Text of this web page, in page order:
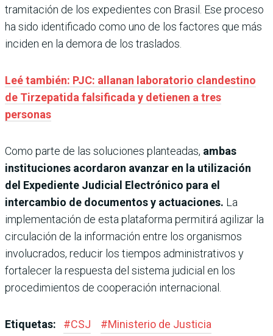
tramitación de los expedientes con Brasil. Ese proceso
ha sido identificado como uno de los factores que más
inciden en la demora de los traslados.
Leé también: PJC: allanan laboratorio clandestino
de Tirzepatida falsificada y detienen a tres
personas
Como parte de las soluciones planteadas, ambas
instituciones acordaron avanzar en la utilización
del Expediente Judicial Electrónico para el
intercambio de documentos y actuaciones. La
implementación de esta plataforma permitirá agilizar la
circulación de la información entre los organismos
involucrados, reducir los tiempos administrativos y
fortalecer la respuesta del sistema judicial en los
procedimientos de cooperación internacional.
Etiquetas: #CSJ #Ministerio de Justicia